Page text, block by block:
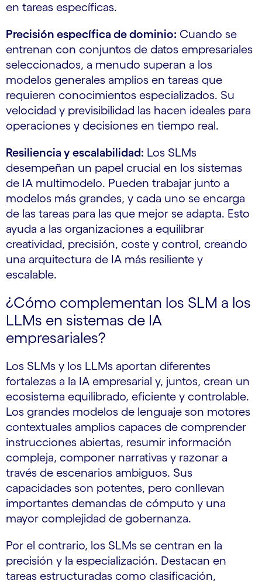
en tareas específicas.
Precisión específica de dominio: Cuando se
entrenan con conjuntos de datos empresariales
seleccionados, a menudo superan a los
modelos generales amplios en tareas que
requieren conocimientos especializados. Su
velocidad y previsibilidad las hacen ideales para
operaciones y decisiones en tiempo real.
Resiliencia y escalabilidad: Los SLMs
desempeñan un papel crucial en los sistemas
de IA multimodelo. Pueden trabajar junto a
modelos más grandes, y cada uno se encarga
de las tareas para las que mejor se adapta. Esto
ayuda a las organizaciones a equilibrar
creatividad, precisión, coste y control, creando
una arquitectura de IA más resiliente y
escalable.
¿Cómo complementan los SLM a los
LLMs en sistemas de IA
empresariales?
Los SLMs y los LLMs aportan diferentes
fortalezas a la IA empresarial y, juntos, crean un
ecosistema equilibrado, eficiente y controlable.
Los grandes modelos de lenguaje son motores
contextuales amplios capaces de comprender
instrucciones abiertas, resumir información
compleja, componer narrativas y razonar a
través de escenarios ambiguos. Sus
capacidades son potentes, pero conllevan
importantes demandas de cómputo y una
mayor complejidad de gobernanza.
Por el contrario, los SLMs se centran en la
precisión y la especialización. Destacan en
tareas estructuradas como clasificación,